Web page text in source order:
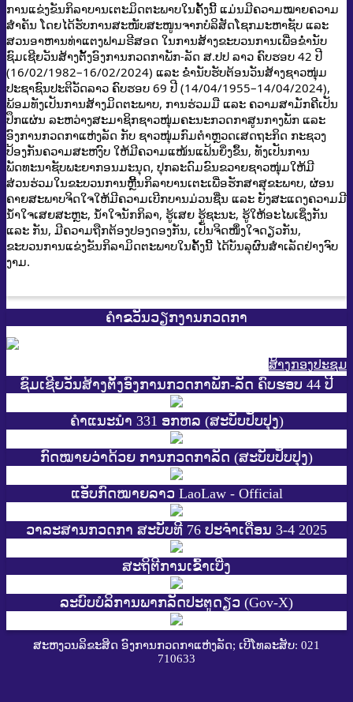
ການແຂ່ງຂັນກິລາບານເຕະມິດຕະພາບໃນຄັ້ງນີ້ ແມ່ນມີຄວາມໝາຍຄວາມ
ສຳຄັນ ໂດຍໄດ້ຮັບການສະໜັບສະໜູນຈາກບໍລິສັດໂຊກມະຫາຊັບ ແລະ
ສວນອາຫານທ່າແຕງຟາມຣີສອດ ໃນການສ້າງຂະບວນການເພື່ອຂໍ່ານັບ
ຊົມເຊີຍວັນສ້າງຕັ້້ງອົງການກວດກາພັກ-ລັດ ສ.ປປ ລາວ ຄົບຮອບ 42 ປີ
(16/02/1982–16/02/2024) ແລະ ຂໍ່ານັບຮັບຕ້ອນວັນສ້າງຊາວໜຸ່ມ
ປະຊາຊົນປະຕິວັດລາວ ຄົບຮອບ 69 ປີ (14/04/1955–14/04/2024),
ພ້ອມທັງເປັນການສ້າງມິດຕະພາບ, ການຮ່ວມມື ແລະ ຄວາມສາມັກຄີເປັນ
ປຶກແຜ່ນ ລະຫວ່າງສະມາຊິກຊາວໜຸ່ມຄະນະກວດກາສູນກາງພັກ ແລະ
ອົງການກວດກາແຫ່ງລັດ ກັບ ຊາວໜຸ່ມກົມຕໍາຫຼວດເສດຖະກິດ ກະຊວງ
ປ້ອງກັນຄວາມສະຫງົບ ໃຫ້ມີຄວາມແໜ້ນແຟ້ນຍິ່ງຂຶ້ນ, ທັງເປັນການ
ພັດທະນາຊັບພະຍາກອນມະນຸດ, ປຸກລະດົມຂົນຂວາຍຊາວໜຸ່ມໃຫ້ມີ
ສ່ວນຮ່ວມໃນຂະບວນການຫຼີ້ນກິລາບານເຕະເພື່ອຮັກສາສຸຂະພາບ, ຜ່ອນ
ຄາຍສະພາບຈິດໃຈໃຫ້ມີຄວາມເບີກບານມ່ວນຊື່ນ ແລະ ຍັງສະແດງຄວາມມີ
ນໍ້າໃຈເສຍສະຫຼະ, ນໍ້າໃຈນັກກິລາ, ຮູ້ເສຍ ຮູ້ຊະນະ, ຮູ້ໃຫ້ອະໄພເຊິ່ງກັນ
ແລະ ກັນ, ມີຄວາມຖືກຕ້ອງປອງດອງກັນ, ເປັນຈິດໜຶ່ງໃຈດຽວກັນ,
ຂະບວນການແຂ່ງຂັນກິລາມິດຕະພາບໃນຄັ້ງນີ້ ໄດ້ບັນລຸຜົນສຳເລັດຢ່າງຈົບ
ງາມ.
ຄຳຂວັນວຽກງານກວດກາ
ສ້າງກອງປະຊູມ
ຊົມເຊີຍວັນສ້າງຕັ້ງອົງການກວດກາພັກ-ລັດ ຄົບຮອບ 44 ປີ
ຄຳແນະນຳ 331 ອກຫລ (ສະບັບປັບປຸງ)
ກົດໝາຍວ່າດ້ວຍ ການກວດກາລັດ (ສະບັບປັບປຸງ)
ແອັບກົດໝາຍລາວ LaoLaw - Official
ວາລະສານກວດກາ ສະບັບທີ 76 ປະຈຳເດືອນ 3-4 2025
ສະ​ຖິ​ຕີການ​ເຂົ້າ​ເບີ່ງ
ລະບົບບໍລິການພາກລັດປະຕູດຽວ (Gov-X)
ສະຫງວນລິຂະສິດ ອົງການກວດກາແຫ່ງລັດ; ເບີໂທລະສັບ: 021
710633